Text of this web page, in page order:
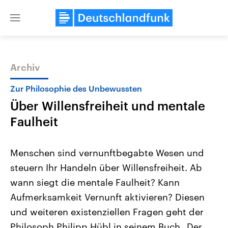
Close
Themen
Landtagswahl Sachsen-Anhalt
2026
Alle Informationen
Sachsen-Anhalt wählt am 6.
September 2026 einen neuen
Landtag. Seit 2021 wird das
Bundesland von einer Koalition aus
USA
Aktuelle Beiträge,
Hintergründe
Wirtschaftlich und
gehören die Vereinigten
den mächtigsten Ländern
mit großem Einfluss auf
Archiv
Zur Philosophie des Unbewussten
Über Willensfreiheit und mentale
Faulheit
Menschen sind vernunftbegabte Wesen und
steuern Ihr Handeln über Willensfreiheit. Ab
wann siegt die mentale Faulheit? Kann
Aufmerksamkeit Vernunft aktivieren? Diesen
und weiteren existenziellen Fragen geht der